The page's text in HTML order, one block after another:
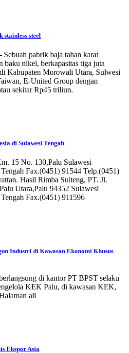
stainless steel
pabrik baja tahan karat
baku nikel, berkapasitas tiga juta
Kabupaten Morowali Utara, Sulwesi
E-United Group dengan
sekitar Rp45 triliun.
di Sulawesi Tengah
15 No. 130,Palu Sulawesi
Fax.(0451) 91544 Telp.(0451)
Hasil Rimba Sulteng, PT. Jl.
Utara,Palu 94352 Sulawesi
Fax.(0451) 911596
Industri di Kawasan Ekonomi Khusus
di kantor PT BPST selaku
KEK Palu, di kawasan KEK,
all
Ekspor Asia